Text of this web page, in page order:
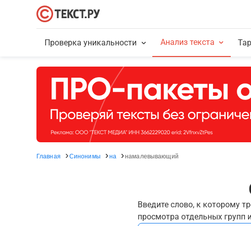
Проверка уникальности Анализ текста
Главная Синонимы на намалевывающий
Введите слово, к которому
просмотра отдельных групп